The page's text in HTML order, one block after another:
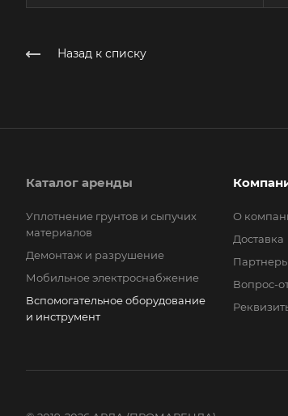
Назад к списку
Каталог аренды
Уплотнение грунтов и сыпучих
материалов
Демонтаж и разрушение
Мобильное электроснабжение
Вспомогательное оборудование
и инструмент
О
Доставка
Партнеры
Вопрос-